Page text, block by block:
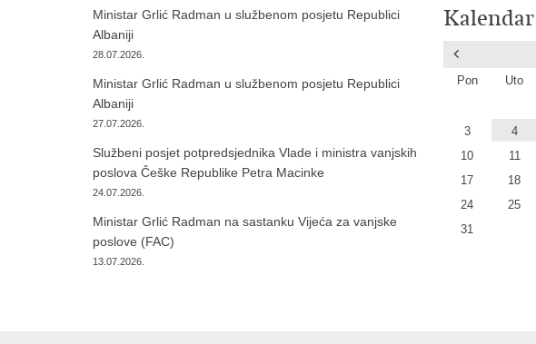
Ministar Grlić Radman u službenom posjetu Republici
Albaniji
28.07.2026.
Ministar Grlić Radman u službenom posjetu Republici
Albaniji
27.07.2026.
Službeni posjet potpredsjednika Vlade i ministra vanjskih
poslova Češke Republike Petra Macinke
24.07.2026.
Ministar Grlić Radman na sastanku Vijeća za vanjske
poslove (FAC)
13.07.2026.
Kalendar
Pon Uto
3
4
10
11
17
18
24
25
31